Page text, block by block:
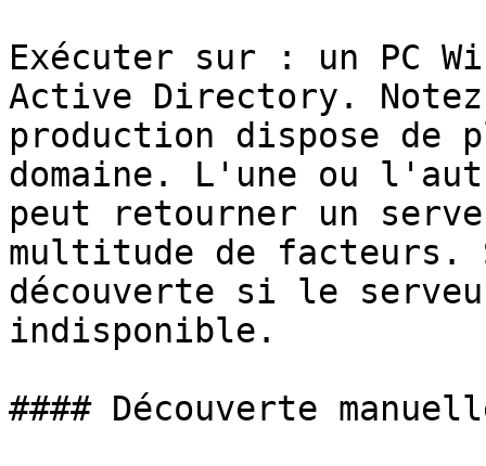
Exécuter sur : un PC
Active Directory.
production dispose de
domaine. L'une ou
peut retourner un
multitude de facteurs.
découverte si le
indisponible.
#### Découverte